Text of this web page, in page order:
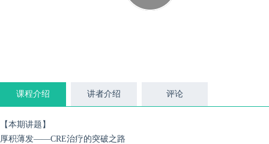
课程介绍 讲者介绍 评论
【本期讲题】
厚积薄发——CRE治疗的突破之路